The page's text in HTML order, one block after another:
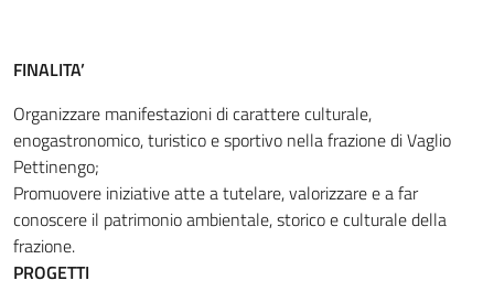
FINALITA’
Organizzare manifestazioni di carattere culturale,
enogastronomico, turistico e sportivo nella frazione di Vaglio
Pettinengo;
Promuovere iniziative atte a tutelare, valorizzare e a far
conoscere il patrimonio ambientale, storico e culturale della
frazione.
PROGETTI